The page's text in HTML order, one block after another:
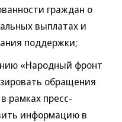
граждан о
выплатах и
поддержки;
«Народный фронт
обращения
рамках пресс-
информацию в